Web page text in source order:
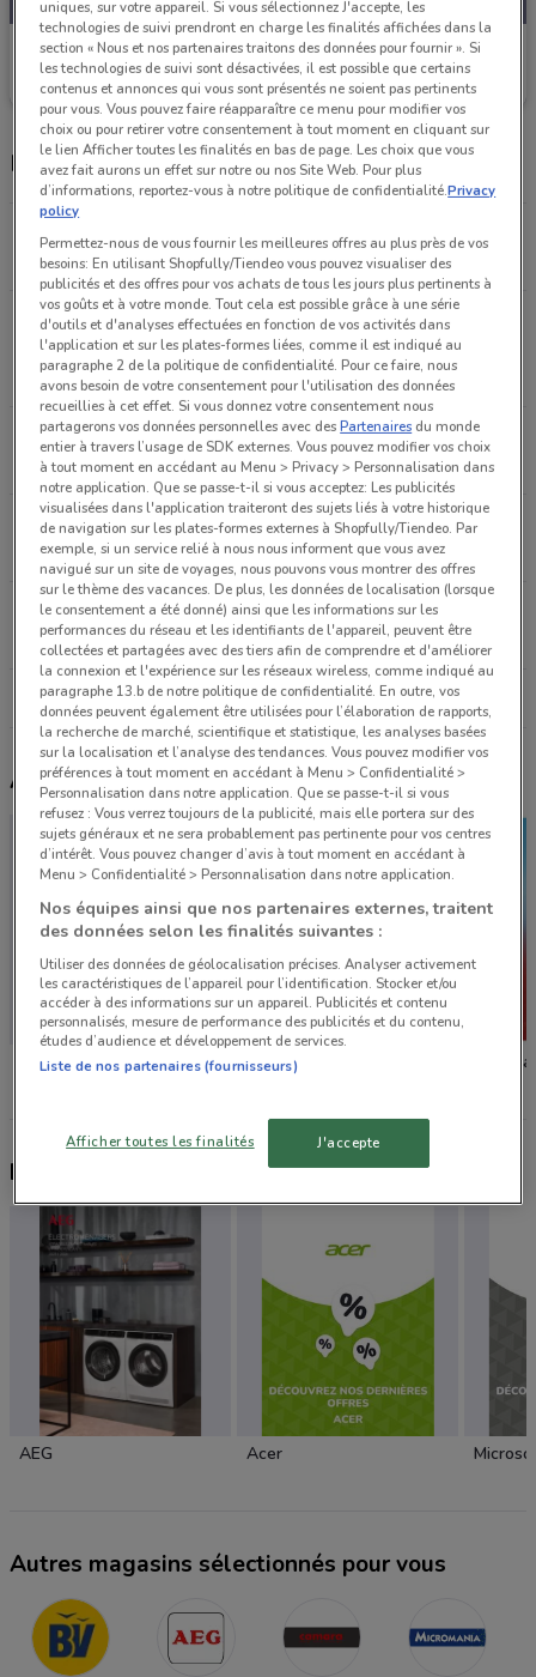
Free
Valable jusqu'au 31/08 1.5 km
Magasins Free dans les environs
2 Avenue Charles de Gaulle Le Chesnay
1.5 km
FERMÉ
5, place Robert Schumann Montigny-le-
bretonneux
7.6 km
FERMÉ
Avenue de L’Europe Vélizy-villacoublay
7.8 km
FERMÉ
142 Boulevard Jean Jaures Boulogne-billancourt
8.3 km
FERMÉ
Parvis de la Defense Puteaux
11.2 km
FERMÉ
Tous les magasins Free
Autres catalogues à proximité
Bureau Vallée AEG Camara
Nouveaux produits à essayer
AEG Acer
Autres magasins sélectionnés pour vous
uniques, sur votre appareil. Si vous sélectionnez J'accepte, les
technologies de suivi prendront en charge les finalités affichées dans la
section « Nous et nos partenaires traitons des données pour fournir ». Si
les technologies de suivi sont désactivées, il est possible que certains
contenus et annonces qui vous sont présentés ne soient pas pertinents
pour vous. Vous pouvez faire réapparaître ce menu pour modifier vos
choix ou pour retirer votre consentement à tout moment en cliquant sur
le lien Afficher toutes les finalités en bas de page. Les choix que vous
avez fait aurons un effet sur notre ou nos Site Web. Pour plus
d’informations, reportez-vous à notre politique de confidentialité.Privacy
policy
Permettez-nous de vous fournir les meilleures offres au plus près de vos
besoins: En utilisant Shopfully/Tiendeo vous pouvez visualiser des
publicités et des offres pour vos achats de tous les jours plus pertinents à
vos goûts et à votre monde. Tout cela est possible grâce à une série
d'outils et d'analyses effectuées en fonction de vos activités dans
l'application et sur les plates-formes liées, comme il est indiqué au
paragraphe 2 de la politique de confidentialité. Pour ce faire, nous
avons besoin de votre consentement pour l'utilisation des données
recueillies à cet effet. Si vous donnez votre consentement nous
partagerons vos données personnelles avec desPartenaires du monde
entier à travers l’usage de SDK externes. Vous pouvez modifier vos choix
à tout moment en accédant au Menu > Privacy > Personnalisation dans
notre application. Que se passe-t-il si vous acceptez: Les publicités
visualisées dans l'application traiteront des sujets liés à votre historique
de navigation sur les plates-formes externes à Shopfully/Tiendeo. Par
exemple, si un service relié à nous nous informent que vous avez
navigué sur un site de voyages, nous pouvons vous montrer des offres
sur le thème des vacances. De plus, les données de localisation (lorsque
le consentement a été donné) ainsi que les informations sur les
performances du réseau et les identifiants de l'appareil, peuvent être
collectées et partagées avec des tiers afin de comprendre et d'améliorer
la connexion et l'expérience sur les réseaux wireless, comme indiqué au
paragraphe 13.b de notre politique de confidentialité. En outre, vos
données peuvent également être utilisées pour l’élaboration de rapports,
la recherche de marché, scientifique et statistique, les analyses basées
sur la localisation et l’analyse des tendances. Vous pouvez modifier vos
préférences à tout moment en accédant à Menu > Confidentialité >
Personnalisation dans notre application. Que se passe-t-il si vous
refusez : Vous verrez toujours de la publicité, mais elle portera sur des
sujets généraux et ne sera probablement pas pertinente pour vos centres
d’intérêt. Vous pouvez changer d’avis à tout moment en accédant à
Menu > Confidentialité > Personnalisation dans notre application.
Nos équipes ainsi que nos partenaires externes, traitent
des données selon les finalités suivantes :
Utiliser des données de géolocalisation précises. Analyser activement
les caractéristiques de l’appareil pour l’identification. Stocker et/ou
accéder à des informations sur un appareil. Publicités et contenu
personnalisés, mesure de performance des publicités et du contenu,
études d’audience et développement de services.
Liste de nos partenaires (fournisseurs)
Afficher toutes les finalités J'accepte